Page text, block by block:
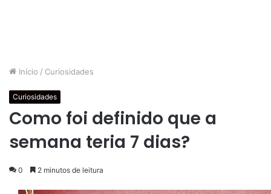
Início / Curiosidades
Curiosidades
Como foi definido que a
semana teria 7 dias?
0 2 minutos de leitura